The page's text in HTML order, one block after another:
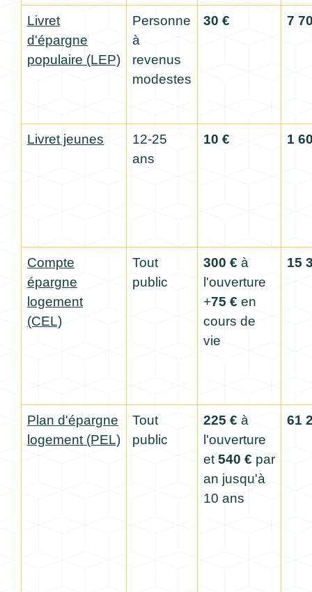
Livret
d'épargne
populaire (LEP)
Personne
à
revenus
modestes
30 € 7
Livret jeunes
12-25
ans
10 € 1
Compte
épargne
logement
(CEL)
Tout
public
300 € à
l'ouverture
+75 € en
cours de
vie
15
Plan d'épargne
logement (PEL)
Tout
public
225 € à
l'ouverture
et 540 € par
an jusqu'à
10 ans
61